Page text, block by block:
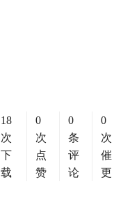
18
次
下
载
0
次
点
赞
0
条
评
论
0
次
催
更